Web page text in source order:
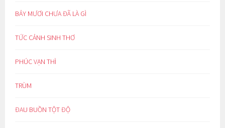
BẢY MƯƠI CHƯA ĐÃ LÀ GÌ
TỨC CẢNH SINH THƠ
PHÚC VẠN THÌ
TRÙM
ĐAU BUỒN TỘT ĐỘ